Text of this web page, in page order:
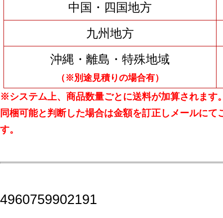
中国・四国地方
九州地方
沖縄・離島・特殊地域
（※別途見積りの場合有）
※システム上、商品数量ごとに送料が加算されます
同梱可能と判断した場合は金額を訂正しメールにて
す。
4960759902191